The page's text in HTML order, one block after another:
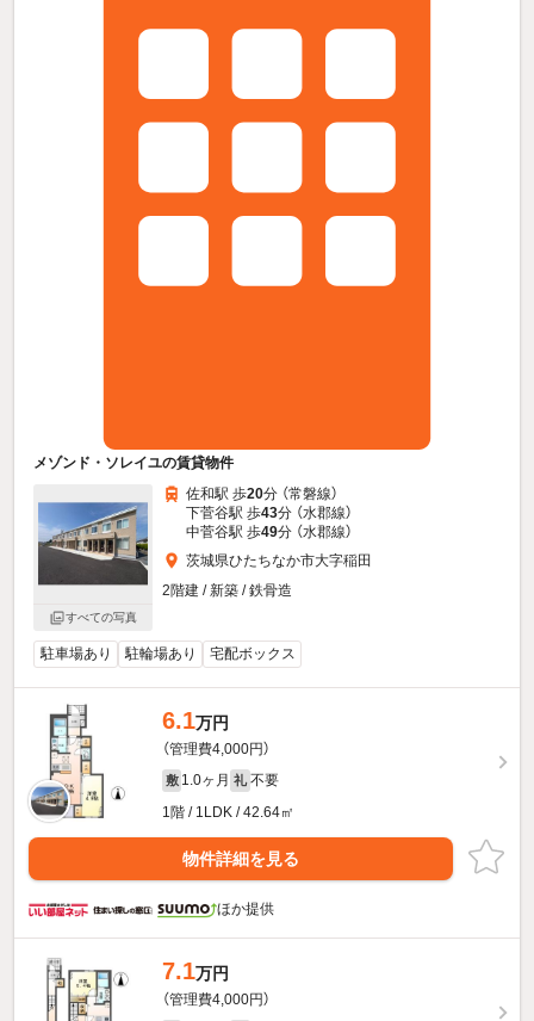
メゾンド・ソレイユの賃貸物件
すべての写真
佐和駅 歩20分 （常磐線）
下菅谷駅 歩43分 （水郡線）
中菅谷駅 歩49分 （水郡線）
茨城県ひたちなか市大字稲田
2階建 / 新築 / 鉄骨造
駐車場あり 駐輪場あり 宅配ボックス
6.1万円
（管理費4,000円）
敷 1.0ヶ月 礼 不要
1階 / 1LDK / 42.64㎡
物件詳細を見る
ほか提供
7.1万円
（管理費4,000円）